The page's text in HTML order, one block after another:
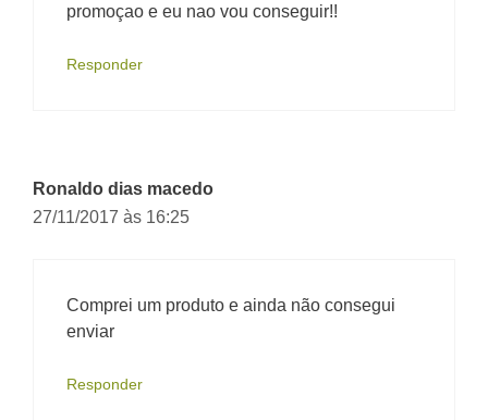
promoçao e eu nao vou conseguir!!
Responder
Ronaldo dias macedo
27/11/2017 às 16:25
Comprei um produto e ainda não consegui
enviar
Responder